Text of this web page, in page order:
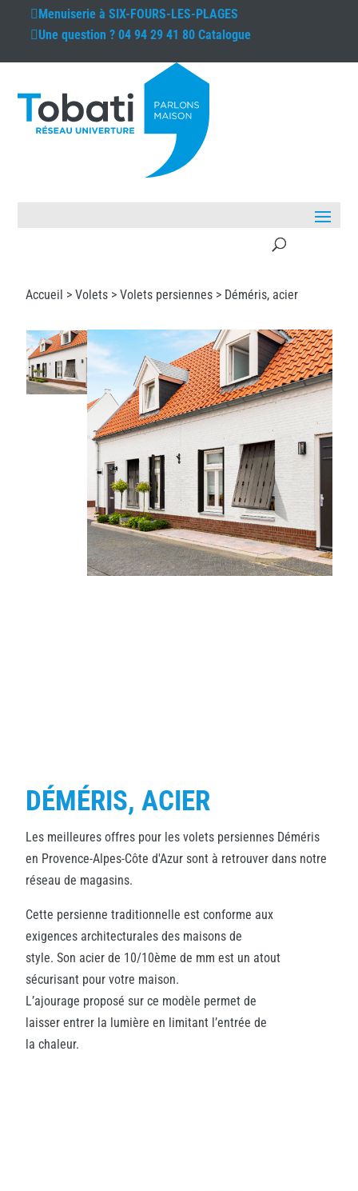
Menuiserie àSIX-FOURS-LES-PLAGES
Une question ?04 94 29 41 80 Catalogue
Accueil > Volets > Volets persiennes > Déméris, acier
DÉMÉRIS, ACIER
Les meilleures offres pour les volets persiennes Déméris
en Provence-Alpes-Côte d'Azur sont à retrouver dans notre
réseau de magasins.
Cette persienne traditionnelle est conforme aux
exigences architecturales des maisons de
style. Son acier de 10/10ème de mm est un atout
sécurisant pour votre maison.
L’ajourage proposé sur ce modèle permet de
laisser entrer la lumière en limitant l’entrée de
la chaleur.